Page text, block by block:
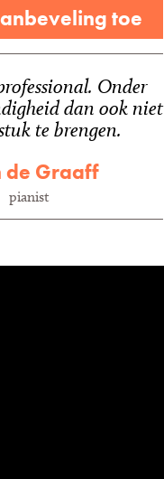
toe
Onder
dan ook niet
te brengen.
de Graaff
pianist